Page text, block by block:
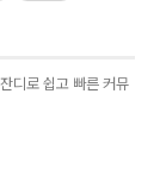
디로 쉽고 빠른 커뮤